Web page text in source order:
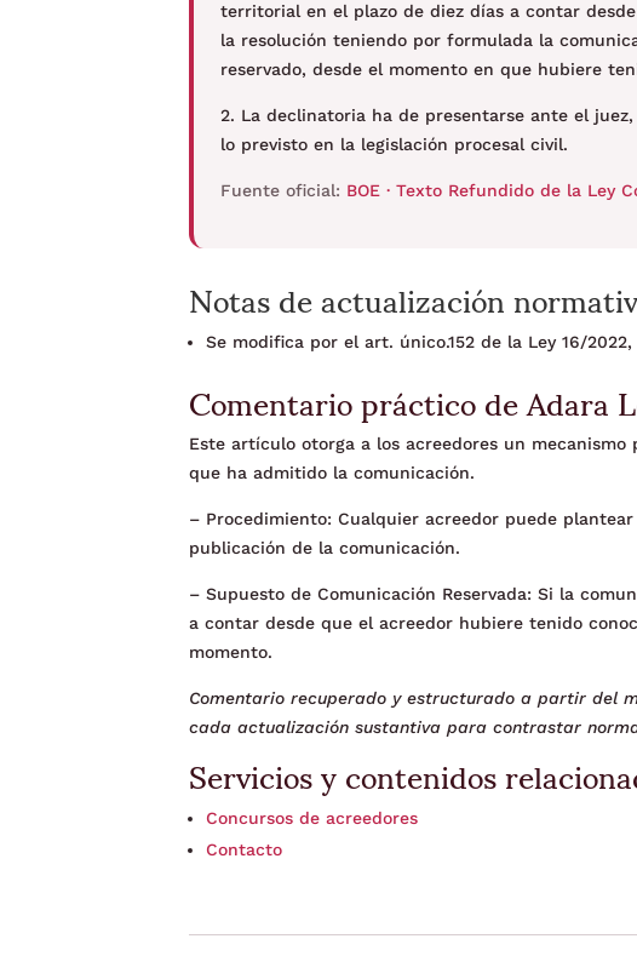
territorial en el plazo de diez días a contar
la resolución teniendo por formulada la
reservado, desde el momento en que hubiere
2. La declinatoria ha de presentarse ante el
lo previsto en la legislación procesal civil.
Fuente oficial: BOE · Texto Refundido de la Ley
Notas de actualización
Se modifica por el art. único.152 de la Ley 16/
Comentario práctico de Adara
Este artículo otorga a los acreedores un
que ha admitido la comunicación.
– Procedimiento: Cualquier acreedor puede
publicación de la comunicación.
– Supuesto de Comunicación Reservada: Si la
a contar desde que el acreedor hubiere tenido
momento.
Comentario recuperado y estructurado a partir del
cada actualización sustantiva para contrastar
Servicios y contenidos
Concursos de acreedores
Contacto